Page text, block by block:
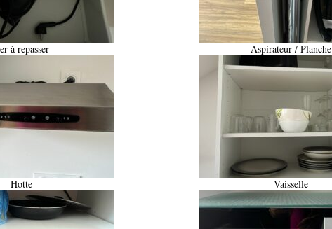
à repasser Aspirateur / Planche
Hotte Vaisselle